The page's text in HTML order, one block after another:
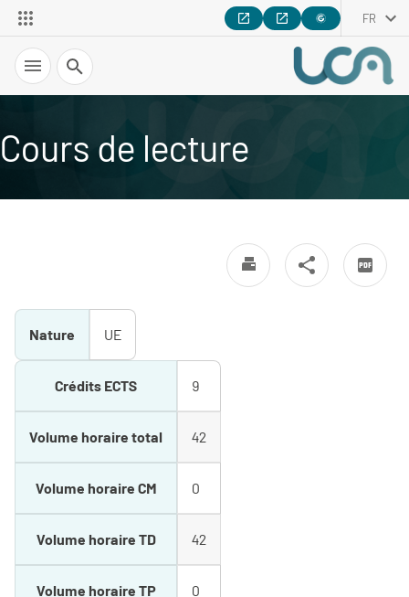
FR
Recherche
Cours de lecture
Nature UE
Crédits ECTS 9
Volume horaire total 42
Volume horaire CM 0
Volume horaire TD 42
Volume horaire TP 0